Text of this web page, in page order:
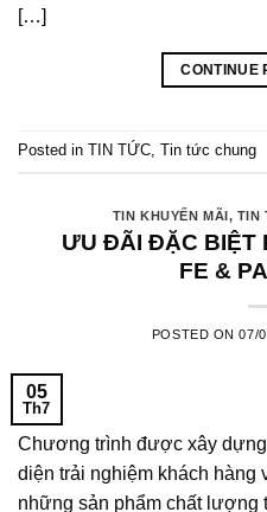
[…]
CONTINUE
Posted in TIN TỨC Tin tức chung
TIN KHUYẾN MÃI, TIN
ƯU ĐÃI ĐẶC BIỆT
FE &
POSTED ON07/
05
Th7
Chương trình được xây
diện trải nghiệm khách
những sản phẩm chất lượng